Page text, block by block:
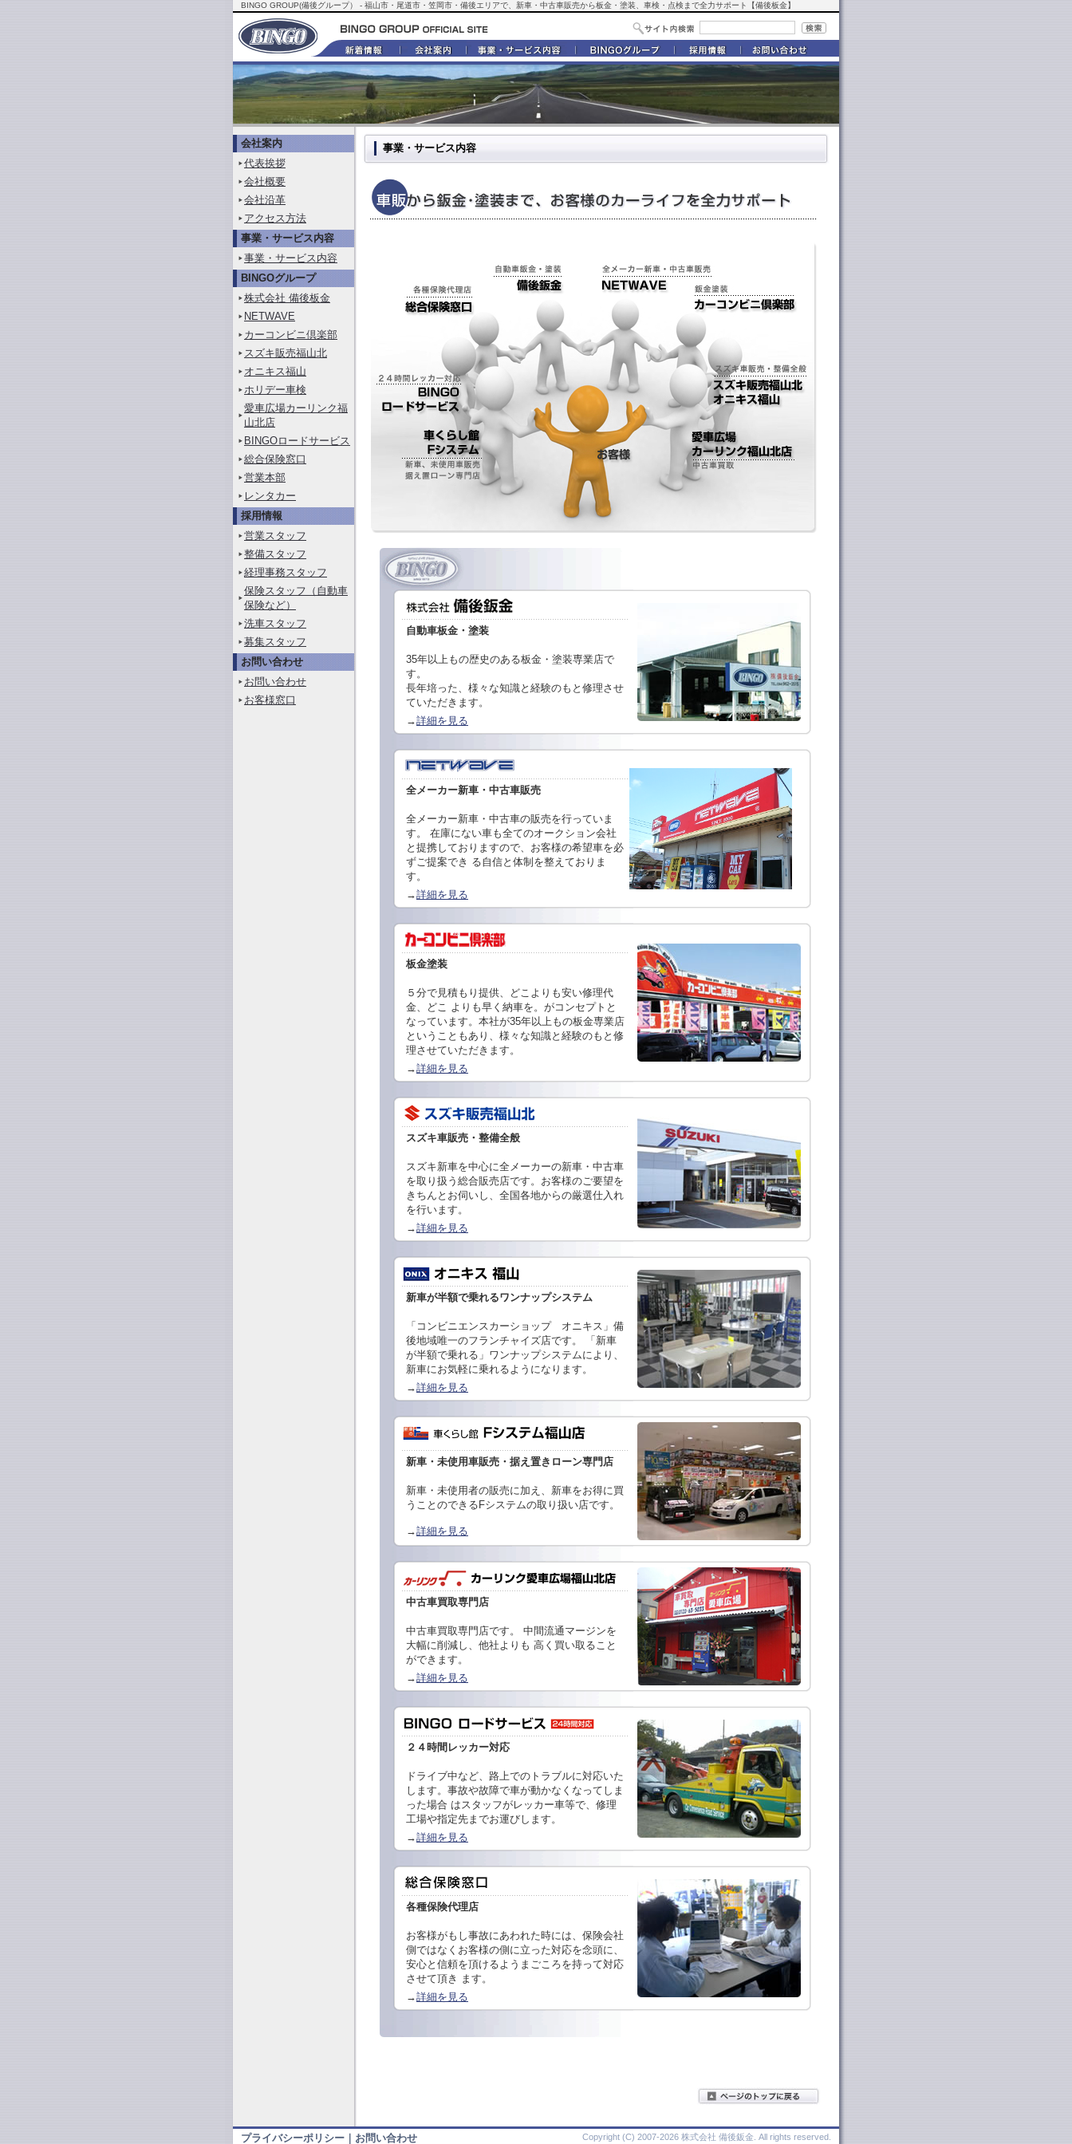
BINGO GROUP(備後グループ） - 福山市・尾道市・笠岡市・備後エリアで、新車・中古車販売から板金・塗装、車検・点検まで全力サポート【備後板金】
会社案内
代表挨拶
会社概要
会社沿革
アクセス方法
事業・サービス内容
事業・サービス内容
BINGOグループ
株式会社 備後板金
NETWAVE
カーコンビニ倶楽部
スズキ販売福山北
オニキス福山
ホリデー車検
愛車広場カーリンク福
山北店
BINGOロードサービス
総合保険窓口
営業本部
レンタカー
採用情報
営業スタッフ
整備スタッフ
経理事務スタッフ
保険スタッフ（自動車
保険など）
洗車スタッフ
募集スタッフ
お問い合わせ
お問い合わせ
お客様窓口
事業・サービス内容
自動車板金・塗装
35年以上もの歴史のある板金・塗装専業店で
す。
長年培った、様々な知識と経験のもと修理させ
ていただきます。
→詳細を見る
全メーカー新車・中古車販売
全メーカー新車・中古車の販売を行っていま
す。 在庫にない車も全てのオークション会社
と提携しておりますので、お客様の希望車を必
ずご提案でき る自信と体制を整えておりま
す。
→詳細を見る
板金塗装
５分で見積もり提供、どこよりも安い修理代
金、どこ よりも早く納車を。がコンセプトと
なっています。本社が35年以上もの板金専業店
ということもあり、様々な知識と経験のもと修
理させていただきます。
→詳細を見る
スズキ車販売・整備全般
スズキ新車を中心に全メーカーの新車・中古車
を取り扱う総合販売店です。お客様のご要望を
きちんとお伺いし、全国各地からの厳選仕入れ
を行います。
→詳細を見る
新車が半額で乗れるワンナップシステム
「コンビニエンスカーショップ オニキス」備
後地域唯一のフランチャイズ店です。 「新車
が半額で乗れる」ワンナップシステムにより、
新車にお気軽に乗れるようになります。
→詳細を見る
新車・未使用車販売・据え置きローン専門店
新車・未使用者の販売に加え、新車をお得に買
うことのできるFシステムの取り扱い店です。
→詳細を見る
中古車買取専門店
中古車買取専門店です。 中間流通マージンを
大幅に削減し、他社よりも 高く買い取ること
ができます。
→詳細を見る
２４時間レッカー対応
ドライブ中など、路上でのトラブルに対応いた
します。事故や故障で車が動かなくなってしま
った場合 はスタッフがレッカー車等で、修理
工場や指定先までお運びします。
→詳細を見る
各種保険代理店
お客様がもし事故にあわれた時には、保険会社
側ではなくお客様の側に立った対応を念頭に、
安心と信頼を頂けるようまごころを持って対応
させて頂き ます。
→詳細を見る
プライバシーポリシー お問い合わせ Copyright (C) 2007-2026 株式会社 備後鈑金. All rights reserved.